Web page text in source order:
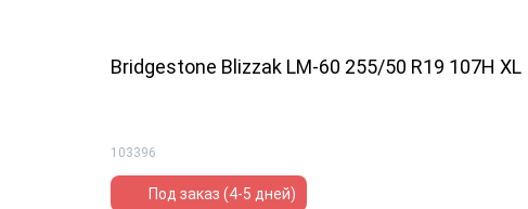
Bridgestone Blizzak LM-60 255/50 R19 107H XL
103396
Под заказ (4-5 дней)